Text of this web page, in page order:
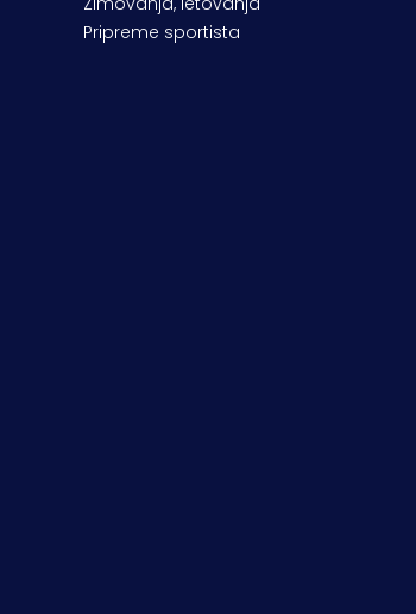
Pripreme sportista